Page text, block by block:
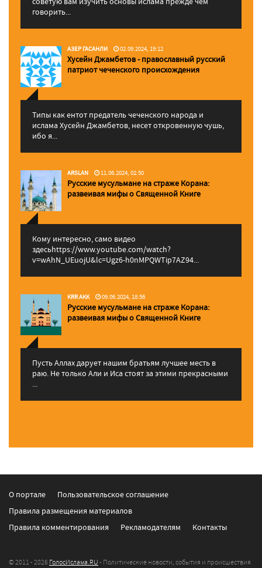
говорить...
АЗЕР ГАСАНЛИ 02.09.2024, 19:12
Хусейн Джамбетов - православный русский
патриот чеченского происхождения
Типы как ентот предатель чеченского народа и
ислама Хусейн Джамбетов, несет откровенную чушь,
ибо я...
ARSLAN 11.06.2024, 02:50
Русские мусульмане на страже Корана:
pазвеивая мифы о Священной Книге
Кому интересно, само видео
здесьhttps://www.youtube.com/watch?
v=wAhN_UEuojU&lc=Ugz6-h0nMPQWTip7AZ94...
KRR AKK 09.06.2024, 18:56
Русские мусульмане на страже Корана:
pазвеивая мифы о Священной Книге
Пусть Аллах дарует нашим братьям лучшее месть в
раю. Не только Али и Иса стоят за этими прекрасными
...
О портале
Пользовательское соглашение
Правила размещения материалов
Правила комментирования
Рекламодателям Контакты
© 2011 - 2026 ГолосИслама.RU - Политические новости, события и происшествия